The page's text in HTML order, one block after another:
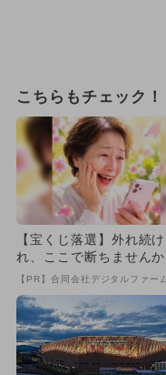
こちらもチェック！
【宝くじ落選】外れ続
れ、ここで断ちませんか
【PR】合同会社デジタルファー